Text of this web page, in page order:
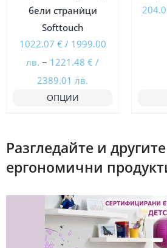
бели странѝци
Softtouch
1022.07 € / 1999.00
лв. – 1221.48€ /
2389.01 лв.
1999.00
лв.
1221.48 €
/
2389.01
ОПЦИИ
Разгледайте и другите
ергономични